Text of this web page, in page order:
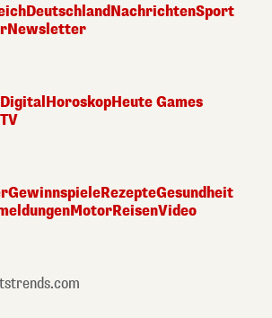
DeutschlandNachrichtenSport
Newsletter
Digital HoroskopHeute Games
GewinnspieleRezepteGesundheit
MotorReisenVideo